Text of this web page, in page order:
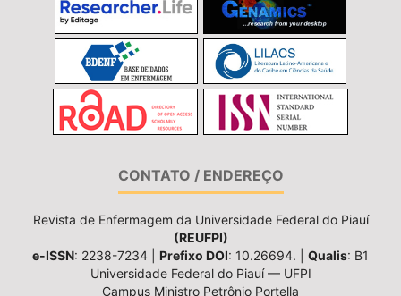
CONTATO / ENDEREÇO
Revista de Enfermagem da Universidade Federal do Piauí
(REUFPI)
e-ISSN: 2238-7234 | Prefixo DOI: 10.26694. | Qualis: B1
Universidade Federal do Piauí — UFPI
Campus Ministro Petrônio Portella